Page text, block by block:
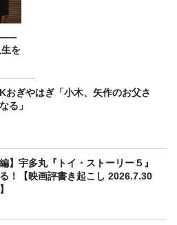
——
生を
おぎやはぎ「小木、矢作のお父さ
る」
編】宇多丸『トイ・ストーリー５』
！【映画評書き起こし 2026.7.30